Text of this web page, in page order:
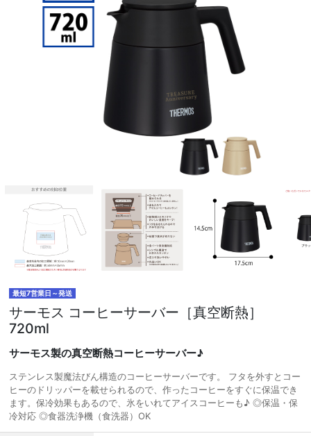
最短7営業日～発送
サーモス コーヒーサーバー［真空断熱］
720ml
サーモス製の真空断熱コーヒーサーバー♪
ステンレス製魔法びん構造のコーヒーサーバーです。 フタを外すとコー
ヒーのドリッパーを載せられるので、作ったコーヒーをすぐに保温でき
ます。保冷効果もあるので、氷をいれてアイスコーヒーも♪ ◎保温・保
冷対応 ◎食器洗浄機（食洗器）OK